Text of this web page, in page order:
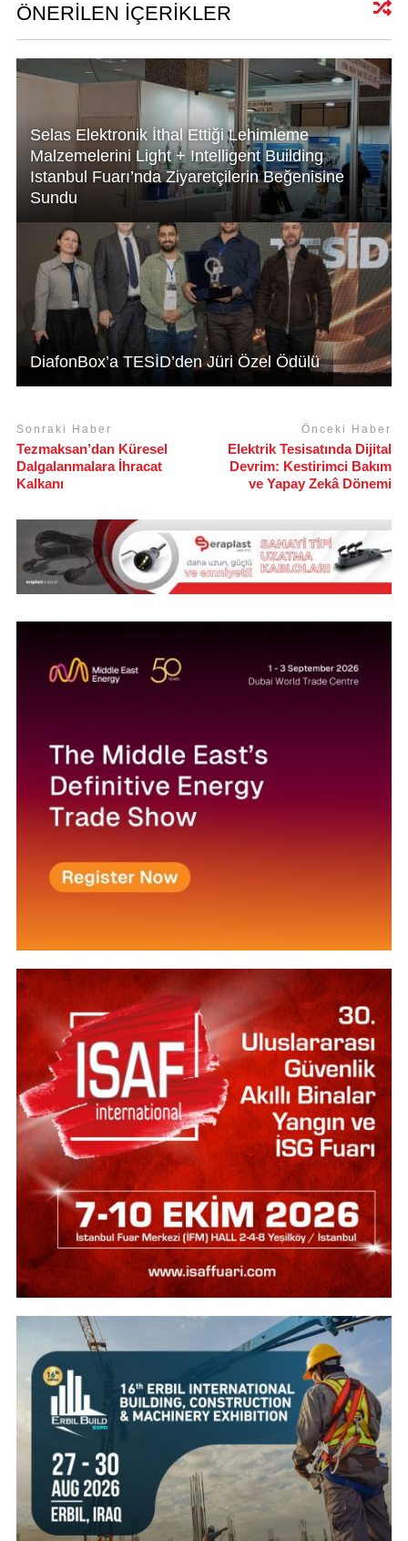
A
p
p
dI
n
b
o
o
k
ÖNERİLEN İÇERİKLER
Selas Elektronik İthal Ettiği Lehimleme
Malzemelerini Light + Intelligent Building
Istanbul Fuarı’nda Ziyaretçilerin Beğenisine
Sundu
DiafonBox’a TESİD’den Jüri Özel Ödülü
Sonraki Haber
Tezmaksan’dan Küresel
Dalgalanmalara İhracat
Kalkanı
Önceki Haber
Elektrik Tesisatında Dijital
Devrim: Kestirimci Bakım
ve Yapay Zekâ Dönemi